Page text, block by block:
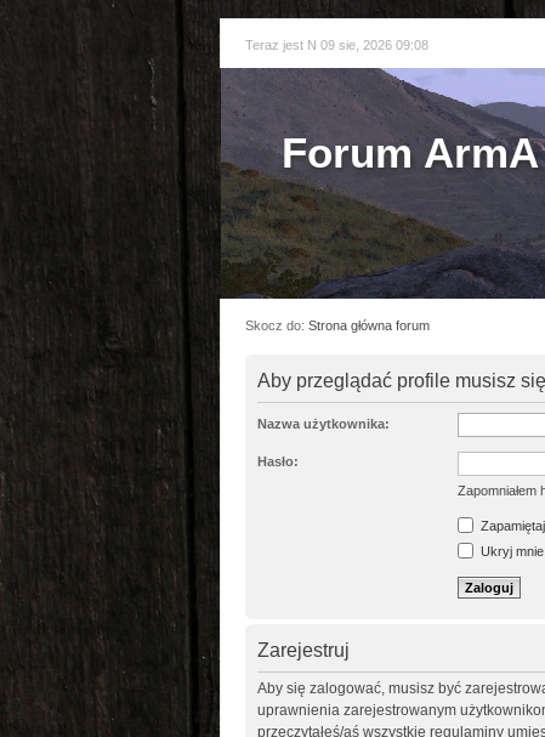
Teraz jest N 09 sie, 2026 09:08
Forum
Skocz do: Strona główna forum
Aby przeglądać profile musisz
Nazwa użytkownika:
Hasło:
Zapomniałem
Ukryj
Zarejestruj
Aby się zalogować, musisz być
uprawnienia zarejestrowanym
przeczytałeś/aś wszystkie regulaminy